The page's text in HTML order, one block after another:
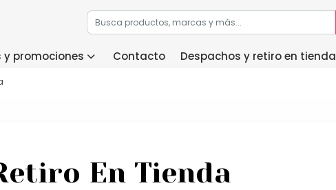
y promociones Contacto Despachos y retiro en tienda
En Tienda